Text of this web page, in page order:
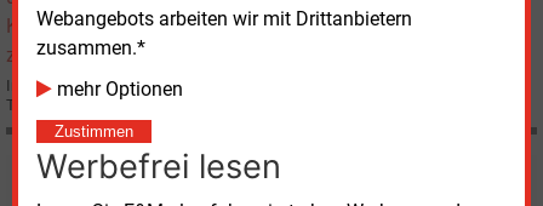
Webangebots arbeiten wir mit Drittanbietern
zusammen.*
mehr Optionen
Zustimmen
Werbefrei lesen
Im Mai und Juni bietet die Rastatter BHKW-Consult fünf Veranstaltungen zu
Themen der Kraft-Wärme-Kopplung.
Möchten Sie diese und